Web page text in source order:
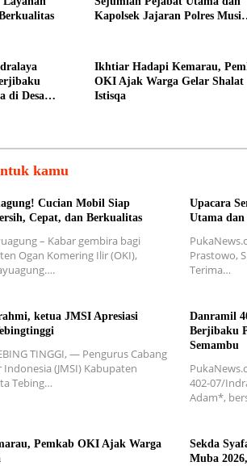
Kapolsek Jajaran Polres Musi
di Desa
Ikhtiar Hadapi Kemarau,
OKI Ajak Warga Gelar Shalat
Istisqa
kamu
Cucian Mobil Siap
Cepat, dan Berkualitas
– Kabar gembira bagi
Ogan Komering Ilir (OKI),
Upacara
Utama
Prastowo,
Terima…
ketua JMSI Apresiasi
TINGGI, — Pengurus Cabang
Indonesia (JMSI) Kabupaten
Tebing…
Danramil
Berjibaku
Semambu
402-07/
Adam*,
Pemkab OKI Ajak Warga
Sekda
Muba